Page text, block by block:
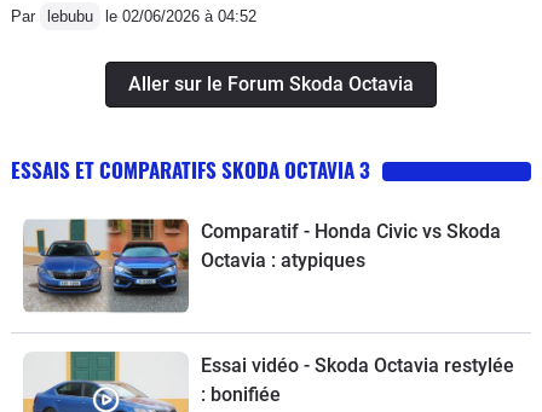
Par lebubu le 02/06/2026 à 04:52
Aller sur le Forum Skoda Octavia
ESSAIS ET COMPARATIFS SKODA OCTAVIA 3
Comparatif - Honda Civic vs Skoda
Octavia : atypiques
Essai vidéo - Skoda Octavia restylée
: bonifiée